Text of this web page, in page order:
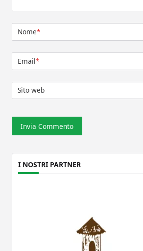
Nome*
Email*
Sito web
I NOSTRI PARTNER